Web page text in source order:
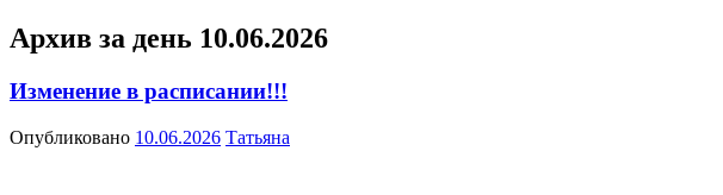
Архив за день 10.06.2026
Изменение в расписании!!!
Опубликовано 10.06.2026 Татьяна